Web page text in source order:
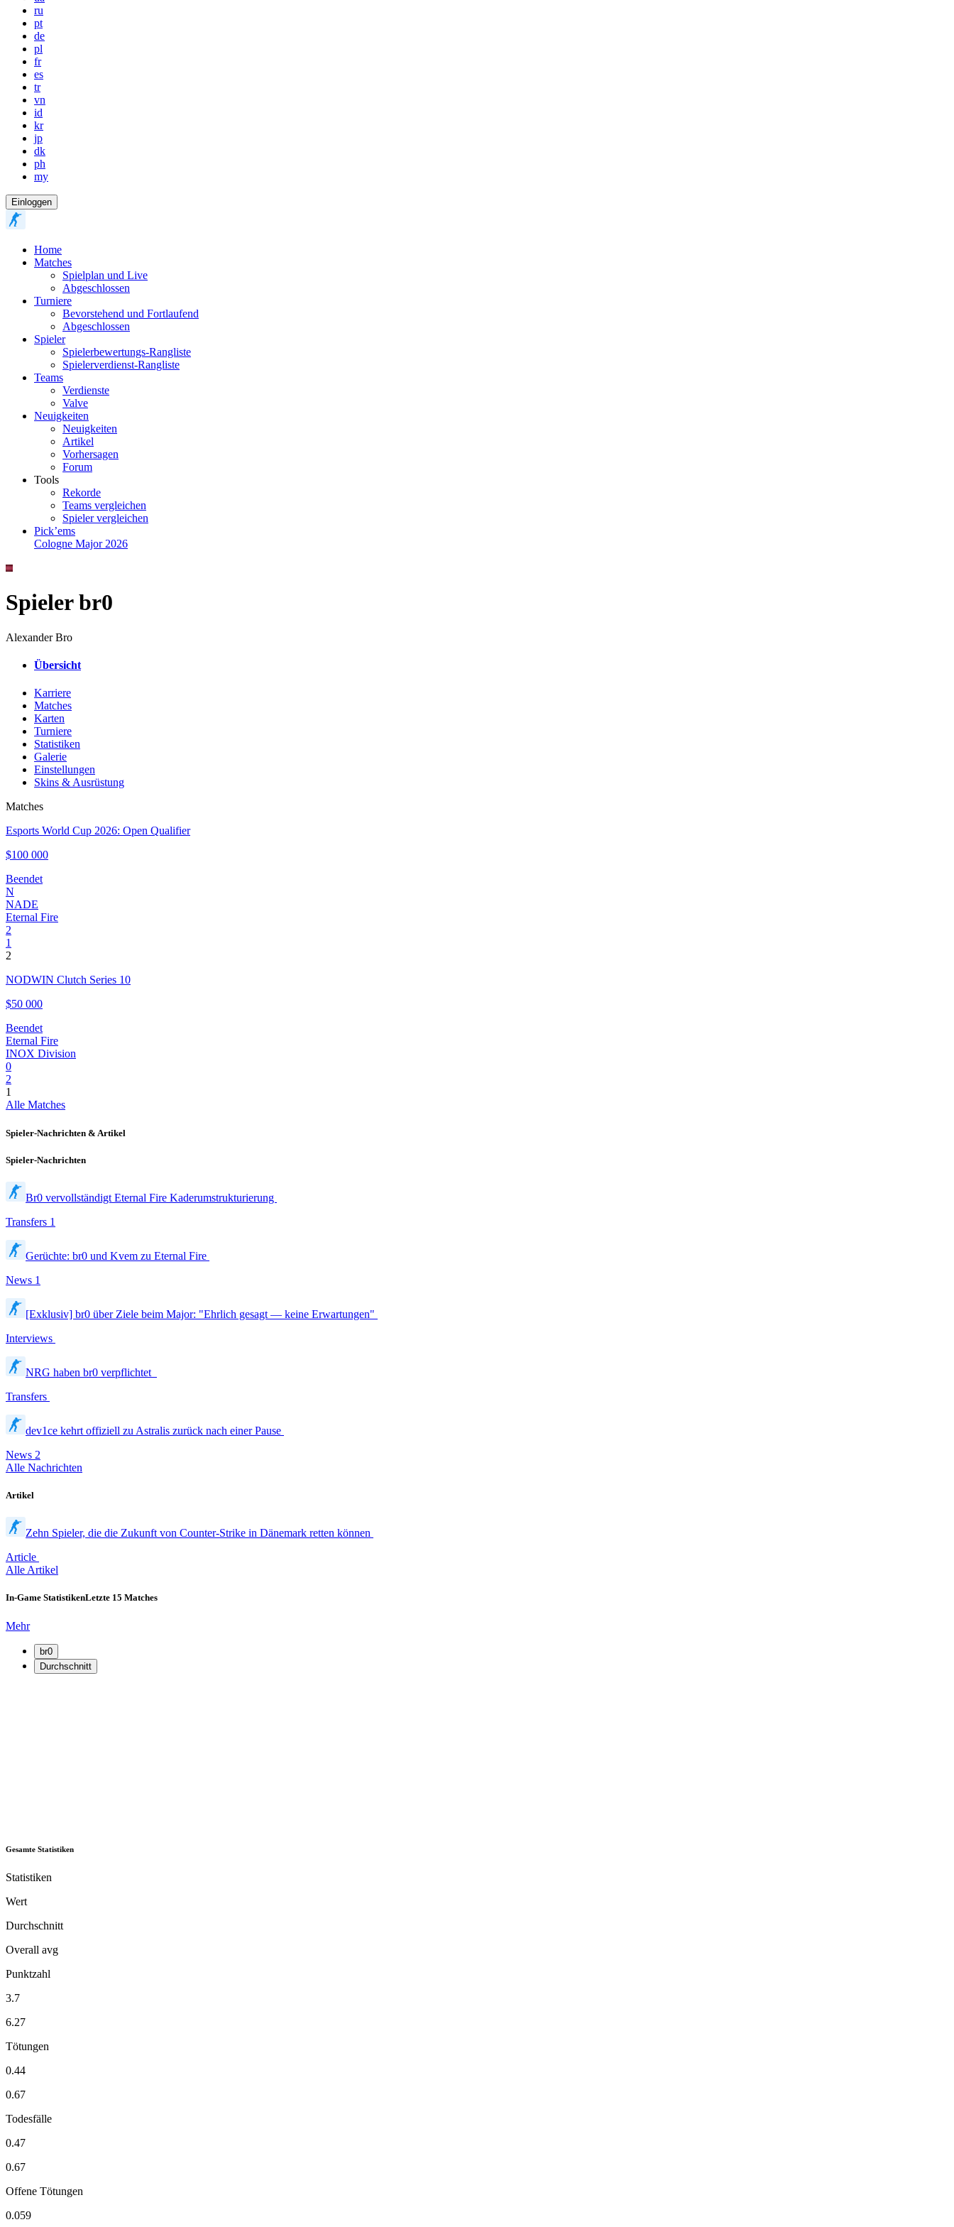
ru
pt
de
pl
fr
es
tr
vn
id
kr
jp
dk
ph
my
Einloggen
Home
Matches
Spielplan und Live
Abgeschlossen
Turniere
Bevorstehend und Fortlaufend
Abgeschlossen
Spieler
Spielerbewertungs-Rangliste
Spielerverdienst-Rangliste
Teams
Verdienste
Valve
Neuigkeiten
Neuigkeiten
Artikel
Vorhersagen
Forum
Tools
Rekorde
Teams vergleichen
Spieler vergleichen
Pick’ems
Cologne Major 2026
Spieler br0
Alexander Bro
Übersicht
Karriere
Matches
Karten
Turniere
Statistiken
Galerie
Einstellungen
Skins & Ausrüstung
Matches
Esports World Cup 2026: Open Qualifier
$100 000
Beendet
N
NADE
Eternal Fire
2
1
2
NODWIN Clutch Series 10
$50 000
Beendet
Eternal Fire
INOX Division
0
2
1
Alle Matches
Spieler-Nachrichten & Artikel
Spieler-Nachrichten
Br0 vervollständigt Eternal Fire Kaderumstrukturierung
Transfers 1
Gerüchte: br0 und Kvem zu Eternal Fire
News 1
[Exklusiv] br0 über Ziele beim Major: "Ehrlich gesagt — keine Erwartungen"
Interviews
NRG haben br0 verpflichtet
Transfers
dev1ce kehrt offiziell zu Astralis zurück nach einer Pause
News 2
Alle Nachrichten
Artikel
Zehn Spieler, die die Zukunft von Counter-Strike in Dänemark retten können
Article
Alle Artikel
In-Game StatistikenLetzte 15 Matches
Mehr
br0
Durchschnitt
Gesamte Statistiken
Statistiken
Wert
Durchschnitt
Overall avg
Punktzahl
3.7
6.27
Tötungen
0.44
0.67
Todesfälle
0.47
0.67
Offene Tötungen
0.059